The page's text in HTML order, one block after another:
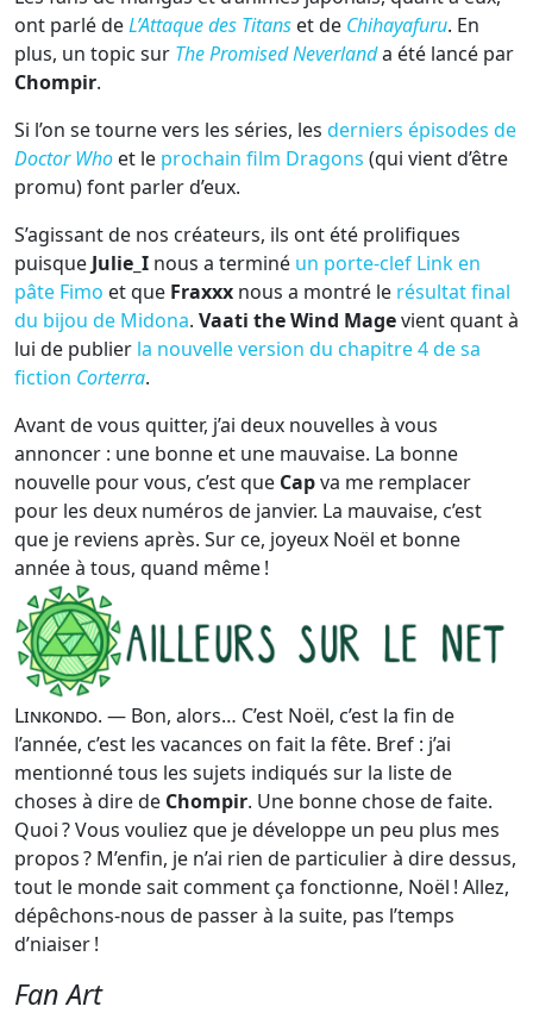
ont parlé deL’Attaque des Titans et de Chihayafuru. En
plus, un topic sur The Promised Neverlanda été lancé par
Chompir.
Si l’on se tourne vers les séries, les derniers épisodes de
Doctor Who et le prochain film Dragons (qui vient d’être
promu) font parler d’eux.
S’agissant de nos créateurs, ils ont été prolifiques
puisqueJulie_I nous a terminé un porte-clef Link en
pâte Fimo et que Fraxxx nous a montré le résultat final
du bijou de Midona. Vaati the Wind Magevient quant à
lui de publier la nouvelle version du chapitre 4 de sa
fiction Corterra.
Avant de vous quitter, j’ai deux nouvelles à vous
annoncer : une bonne et une mauvaise. La bonne
nouvelle pour vous, c’est que Capva me remplacer
pour les deux numéros de janvier. La mauvaise, c’est
que je reviens après. Sur ce, joyeux Noël et bonne
année à tous, quand même !
Linkondo. — Bon, alors… C’est Noël, c’est la fin de
l’année, c’est les vacances on fait la fête. Bref : j’ai
mentionné tous les sujets indiqués sur la liste de
choses à dire de Chompir. Une bonne chose de faite.
Quoi ? Vous vouliez que je développe un peu plus mes
propos ? M’enfin, je n’ai rien de particulier à dire dessus,
tout le monde sait comment ça fonctionne, Noël ! Allez,
dépêchons-nous de passer à la suite, pas l’temps
d’niaiser !
Fan Art